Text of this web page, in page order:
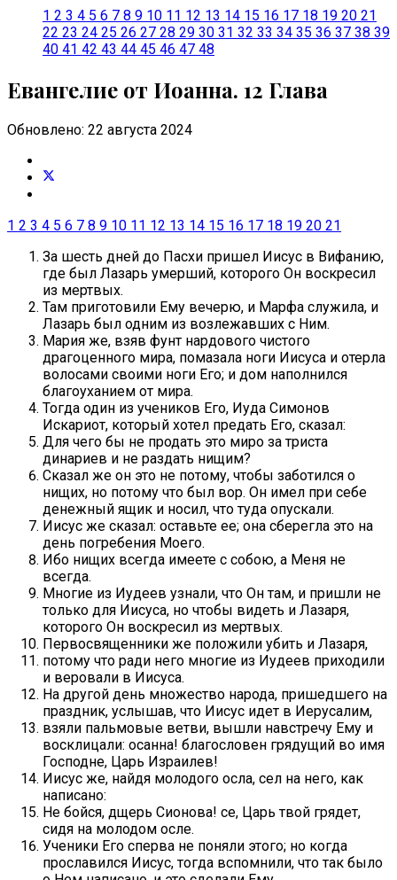
1 2 3 4 5 6 7 8 9 10 11 12 13 14 15 16 17 18 19 20 21
22 23 24 25 26 27 28 29 30 31 32 33 34 35 36 37 38 39
40 41 42 43 44 45 46 47 48
Евангелие от Иоанна. 12 Глава
Обновлено: 22 августа 2024
1 2 3 4 5 6 7 8 9 10 11 12 13 14 15 16 17 18 19 20 21
За шесть дней до Пасхи пришел Иисус в Вифанию,
где был Лазарь умерший, которого Он воскресил
из мертвых.
Там приготовили Ему вечерю, и Марфа служила, и
Лазарь был одним из возлежавших с Ним.
Мария же, взяв фунт нардового чистого
драгоценного мира, помазала ноги Иисуса и отерла
волосами своими ноги Его; и дом наполнился
благоуханием от мира.
Тогда один из учеников Его, Иуда Симонов
Искариот, который хотел предать Его, сказал:
Для чего бы не продать это миро за триста
динариев и не раздать нищим?
Сказал же он это не потому, чтобы заботился о
нищих, но потому что был вор. Он имел при себе
денежный ящик и носил, что туда опускали.
Иисус же сказал: оставьте ее; она сберегла это на
день погребения Моего.
Ибо нищих всегда имеете с собою, а Меня не
всегда.
Многие из Иудеев узнали, что Он там, и пришли не
только для Иисуса, но чтобы видеть и Лазаря,
которого Он воскресил из мертвых.
Первосвященники же положили убить и Лазаря,
потому что ради него многие из Иудеев приходили
и веровали в Иисуса.
На другой день множество народа, пришедшего на
праздник, услышав, что Иисус идет в Иерусалим,
взяли пальмовые ветви, вышли навстречу Ему и
восклицали: осанна! благословен грядущий во имя
Господне, Царь Израилев!
Иисус же, найдя молодого осла, сел на него, как
написано:
Не бойся, дщерь Сионова! се, Царь твой грядет,
сидя на молодом осле.
Ученики Его сперва не поняли этого; но когда
прославился Иисус, тогда вспомнили, что так было